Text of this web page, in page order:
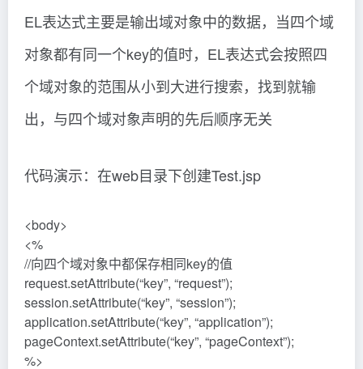
EL表达式主要是输出域对象中的数据，当四个域
对象都有同一个key的值时，EL表达式会按照四
个域对象的范围从小到大进行搜索，找到就输
出，与四个域对象声明的先后顺序无关
代码演示：在web目录下创建Test.jsp
<body>
<%
//向四个域对象中都保存相同key的值
request.setAttribute(“key”, “request”);
session.setAttribute(“key”, “session”);
application.setAttribute(“key”, “application”);
pageContext.setAttribute(“key”, “pageContext”);
%>